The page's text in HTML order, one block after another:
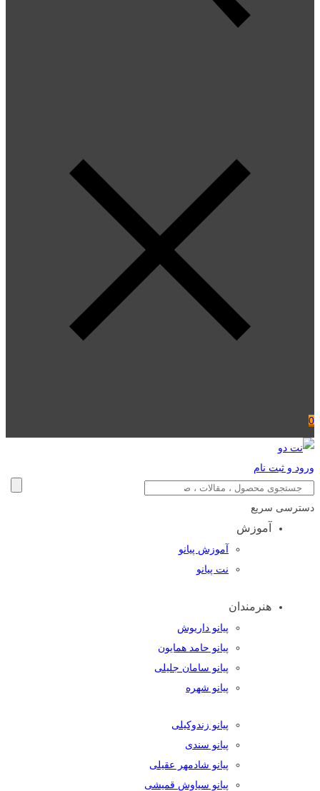
0
ورود و ثبت نام
دسترسی سریع
آموزش
آموزش پیانو
نت پیانو
هنرمندان
پیانو داریوش
پیانو حامد همایون
پیانو سامان جلیلی
پیانو شهره
پیانو زندوکیلی
پیانو سندی
پیانو شادمهر عقیلی
پیانو سیاوش قمیشی